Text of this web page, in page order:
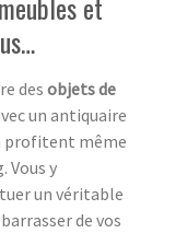
des objets de
un antiquaire
profitent même
Vous y
un véritable
de vos